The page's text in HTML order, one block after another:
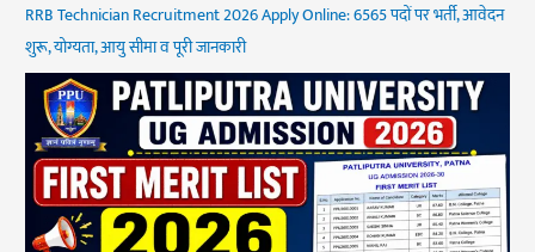
RRB Technician Recruitment 2026 Apply Online: 6565 पदों पर भर्ती, आवेदन
शुरू, योग्यता, आयु सीमा व पूरी जानकारी